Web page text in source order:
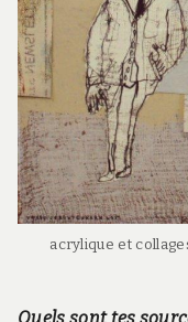
acrylique et